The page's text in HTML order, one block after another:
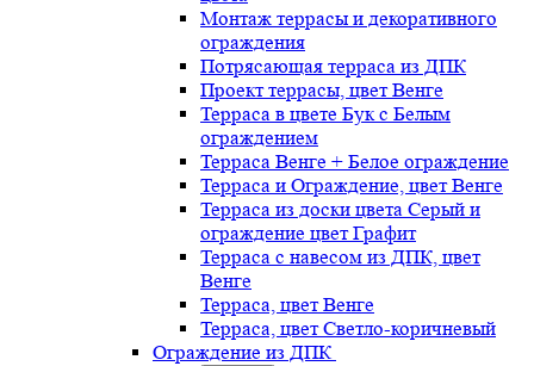
Монтаж террасы и декоративного
ограждения
Потрясающая терраса из ДПК
Проект террасы, цвет Венге
Терраса в цвете Бук с Белым
ограждением
Терраса Венге + Белое ограждение
Терраса и Ограждение, цвет Венге
Терраса из доски цвета Серый и
ограждение цвет Графит
Терраса с навесом из ДПК, цвет
Венге
Терраса, цвет Венге
Терраса, цвет Светло-коричневый
Ограждение из ДПК